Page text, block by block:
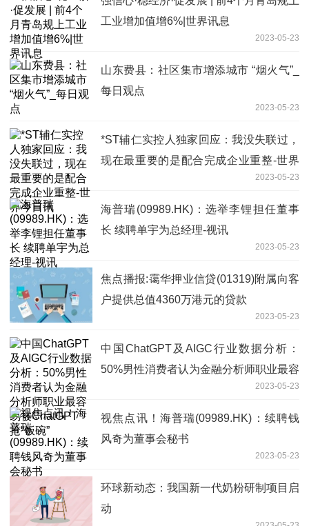
工业增加值增6%|世界讯息
2023-05-23
山东费县：社区集市增添城市 “烟火气”_
每日观点
2023-05-23
*ST辅仁实控人独家回应：我没失联过，
现在最重要的是配合完成企业重整-世界
2023-05-23
海普瑞(09989.HK)：选举李锂担任董事
长 续聘单宇为总经理-视讯
2023-05-23
焦点播报:霭华押业信贷(01319)附属向客
户提供总值4360万港元的贷款
2023-05-23
中国ChatGPT及AIGC行业数据分析：
50%男性消费者认为金融分析师职业最容
2023-05-23
视焦点讯！海普瑞(09989.HK)：续聘钱
风奇为董事会秘书
2023-05-23
环球新动态：我国新一代奶粉研制项目启
动